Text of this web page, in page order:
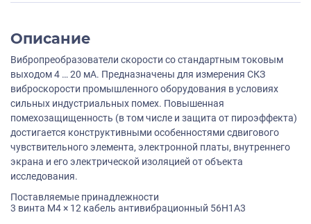
Описание
Вибропреобразователи скорости со стандартным токовым
выходом 4 … 20 мА. Предназначены для измерения СКЗ
виброскорости промышленного оборудования в условиях
сильных индустриальных помех. Повышенная
помехозащищенность (в том числе и защита от пироэффекта)
достигается конструктивными особенностями сдвигового
чувствительного элемента, электронной платы, внутреннего
экрана и его электрической изоляцией от объекта
исследования.
Поставляемые принадлежности
3 винта M4 × 12 кабель антивибрационный 56H1A3